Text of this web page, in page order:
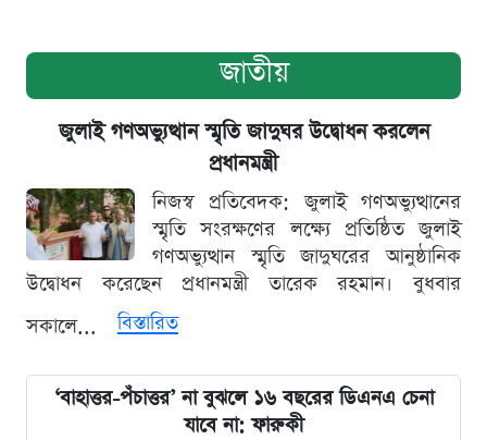
জাতীয়
জুলাই গণঅভ্যুত্থান স্মৃতি জাদুঘর উদ্বোধন করলেন
প্রধানমন্ত্রী
নিজস্ব প্রতিবেদক: জুলাই গণঅভ্যুত্থানের
স্মৃতি সংরক্ষণের লক্ষ্যে প্রতিষ্ঠিত জুলাই
গণঅভ্যুত্থান স্মৃতি জাদুঘরের আনুষ্ঠানিক
উদ্বোধন করেছেন প্রধানমন্ত্রী তারেক রহমান। বুধবার
সকালে...
বিস্তারিত
‘বাহাত্তর-পঁচাত্তর’ না বুঝলে ১৬ বছরের ডিএনএ চেনা
যাবে না: ফারুকী